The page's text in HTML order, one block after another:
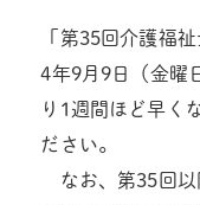
「第35回介護福
4年9月9日（金曜
り1週間ほど早く
ださい。
なお、第35回以